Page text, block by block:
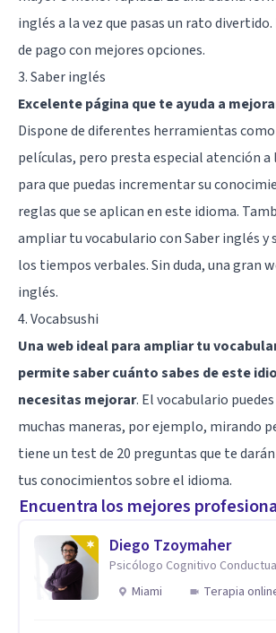
inglés a la vez que pasas un rato
de pago con mejores opciones.
3. Saber inglés
Excelente página que te ayuda a
Dispone de diferentes herramientas
películas, pero presta especial atención
para que puedas incrementar su
reglas que se aplican en este idioma.
ampliar tu vocabulario con Saber inglés y
los tiempos verbales. Sin duda, una gran
inglés.
4. Vocabsushi
Una web ideal para ampliar tu
permite saber cuánto sabes de este
necesitas mejorar. El vocabulario
muchas maneras, por ejemplo, mirando
tiene un test de 20 preguntas que te
tus conocimientos sobre el idioma.
Encuentra los mejores
Diego Tzoymaher
Psicólogo Cognitivo
Miami
Terapia